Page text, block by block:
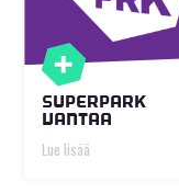
SUPERPARK
VANTAA
Lue lisää